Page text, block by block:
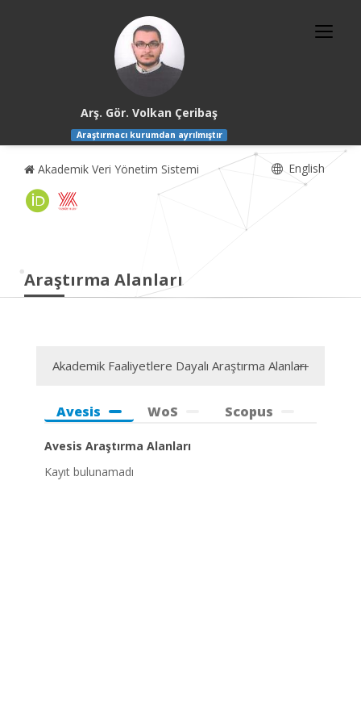
Arş. Gör. Volkan Çeribaş
Araştırmacı kurumdan ayrılmıştır
Akademik Veri Yönetim Sistemi English
Araştırma Alanları
Akademik Faaliyetlere Dayalı Araştırma Alanları
Avesis WoS Scopus
Avesis Araştırma Alanları
Kayıt bulunamadı